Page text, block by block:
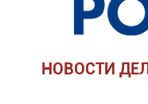
НОВОСТИ